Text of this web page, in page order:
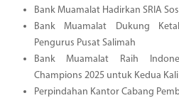
Bank Muamalat Hadirkan SRIA
Bank Muamalat Dukung
Pengurus Pusat Salimah
Bank Muamalat Raih
Champions 2025 untuk Kedua Kali
Perpindahan Kantor Cabang